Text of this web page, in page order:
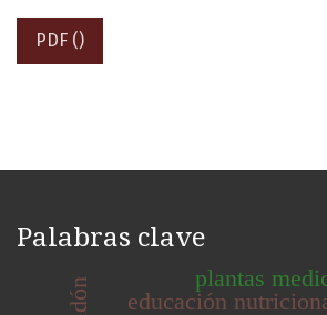
PDF ()
Palabras clave
educación
plantas